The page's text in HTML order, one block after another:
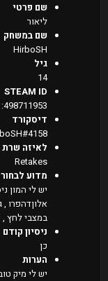
שם פרטי
ליאור
שם במשחק
HirboSH
גיל
14
STEAM ID
דיסקורד
לאיזה
Retakes
מדוע
יש לי המון
אלוןדהפרו ,
במצבי לחץ ,
ניסיון קודם
כן
הערות
יש לי מיק